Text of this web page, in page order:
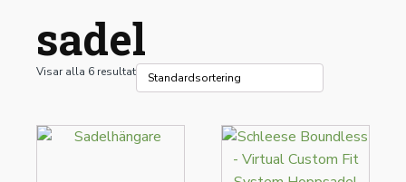
sadel
Visar alla 6 resultat